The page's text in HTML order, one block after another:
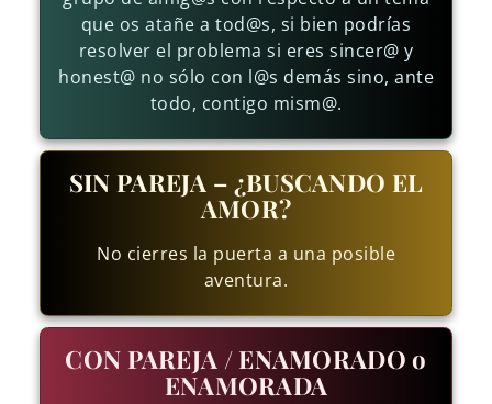
que os atañe a tod@s, si bien podrías
resolver el problema si eres sincer@ y
honest@ no sólo con l@s demás sino, ante
todo, contigo mism@.
SIN PAREJA – ¿BUSCANDO EL
AMOR?
No cierres la puerta a una posible
aventura.
CON PAREJA / ENAMORADO o
ENAMORADA